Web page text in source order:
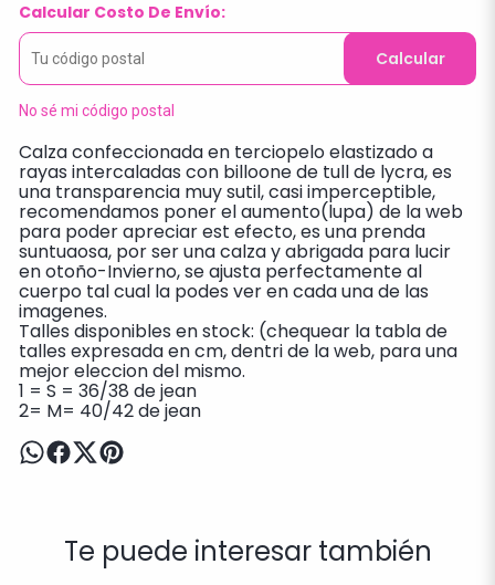
Calcular Costo De Envío:
Calcular
No sé mi código postal
Calza confeccionada en terciopelo elastizado a
rayas intercaladas con billoone de tull de lycra, es
una transparencia muy sutil, casi imperceptible,
recomendamos poner el aumento(lupa) de la web
para poder apreciar est efecto, es una prenda
suntuaosa, por ser una calza y abrigada para lucir
en otoño-Invierno, se ajusta perfectamente al
cuerpo tal cual la podes ver en cada una de las
imagenes.
Talles disponibles en stock: (chequear la tabla de
talles expresada en cm, dentri de la web, para una
mejor eleccion del mismo.
1 = S = 36/38 de jean
2= M= 40/42 de jean
Te puede interesar también